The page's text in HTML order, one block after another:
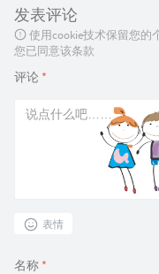
发表评论
使用cookie技术保留您的
您已同意该条款
评论 *
表情
名称 *